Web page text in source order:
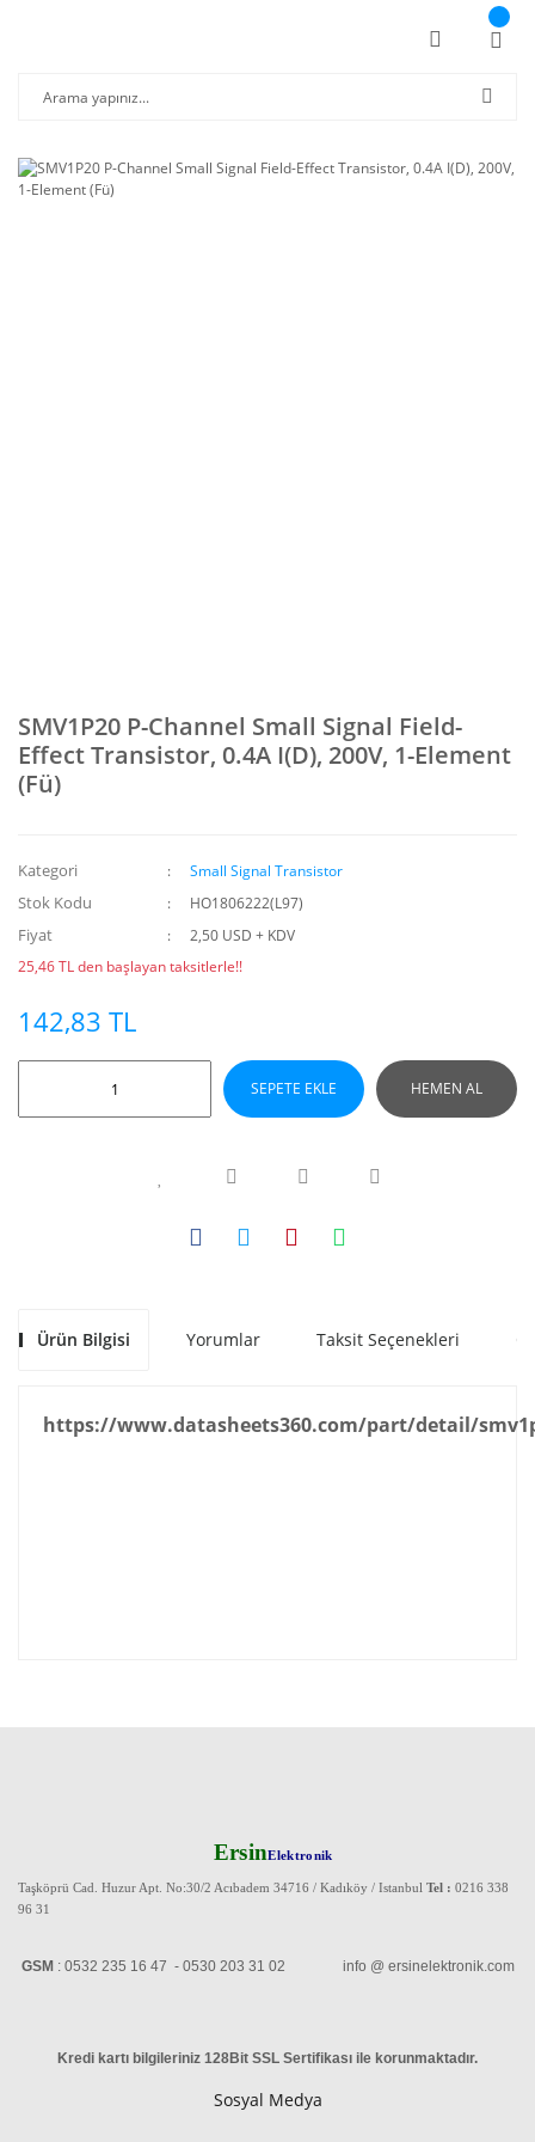
SMV1P20 P-Channel Small Signal Field-
Effect Transistor, 0.4A I(D), 200V, 1-Element
(Fü)
Kategori Small Signal Transistor
Stok Kodu HO1806222(L97)
Fiyat
2,50 USD + KDV
25,46 TL den başlayan taksitlerle!!
142,83 TL
SEPETE EKLE HEMEN AL
Ürün Bilgisi Yorumlar Taksit Seçenekleri
https://www.datasheets360.com/part/detail/
ErsinElektronik
Taşköprü Cad. Huzur Apt. No:30/2 Acıbadem 34716 / Kadıköy / Istanbul Tel : 0216 338
96 31
GSM : 0532 235 16 47 - 0530 203 31 02 info @ ersinelektronik.com
Kredi kartı bilgileriniz 128Bit SSL Sertifikası ile korunmaktadır.
Sosyal Medya